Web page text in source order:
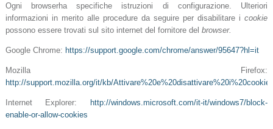
Ogni browserha specifiche istruzioni di configurazione. Ulteriori
informazioni in merito alle procedure da seguire per disabilitare icookie
possono essere trovati sul sito internet del fornitore del browser.
Google Chrome: https://support.google.com/chrome/answer/95647?hl=it
Mozilla Firefox:
http://support.mozilla.org/it/kb/Attivare%20e%20disattivare%20i%20cookie
Internet Explorer: http://windows.microsoft.com/it-it/windows7/block-
enable-or-allow-cookies